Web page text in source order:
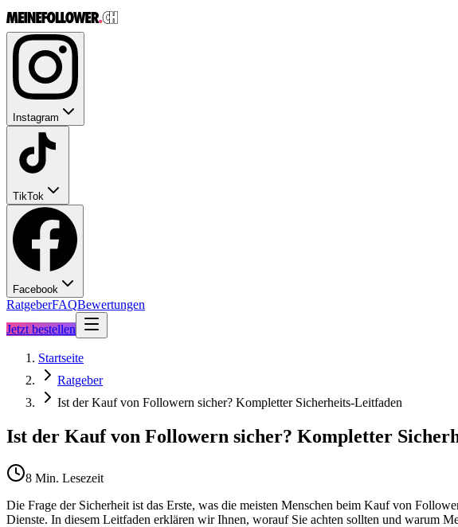
Instagram
TikTok
Facebook
RatgeberFAQBewertungen
Jetzt bestellen
Startseite
Ratgeber
Ist der Kauf von Followern sicher? Kompletter Sicherheits-Leitfaden
Ist der Kauf von Followern sicher? Kompletter
8 Min. Lesezeit
Die Frage der Sicherheit ist das Erste, was die meisten Menschen beim Kauf von
Dienste. In diesem Leitfaden erklären wir Ihnen, worauf Sie achten sollten und warum